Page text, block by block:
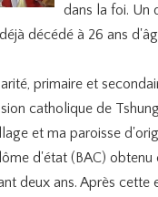
dans la foi. Un
décédé à 26 ans
primaire et
catholique de
et ma paroisse
d'état (BAC) obtenu
deux ans. Après cette